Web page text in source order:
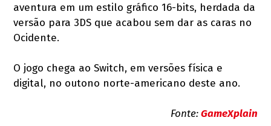
aventura em um estilo gráfico 16-bits, herdada da
versão para 3DS que acabou sem dar as caras no
Ocidente.
O jogo chega ao Switch, em versões física e
digital, no outono norte-americano deste ano.
Fonte:GameXplain